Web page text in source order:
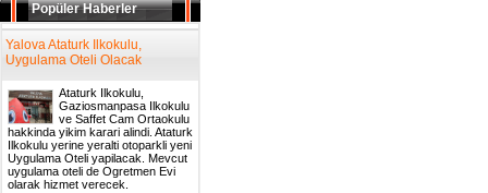
Popüler Haberler
Yalova Ataturk Ilkokulu,
Uygulama Oteli Olacak
Ataturk Ilkokulu,
Gaziosmanpasa Ilkokulu
ve Saffet Cam Ortaokulu
hakkinda yikim karari alindi. Ataturk
Ilkokulu yerine yeralti otoparkli yeni
Uygulama Oteli yapilacak. Mevcut
uygulama oteli de Ogretmen Evi
olarak hizmet verecek.